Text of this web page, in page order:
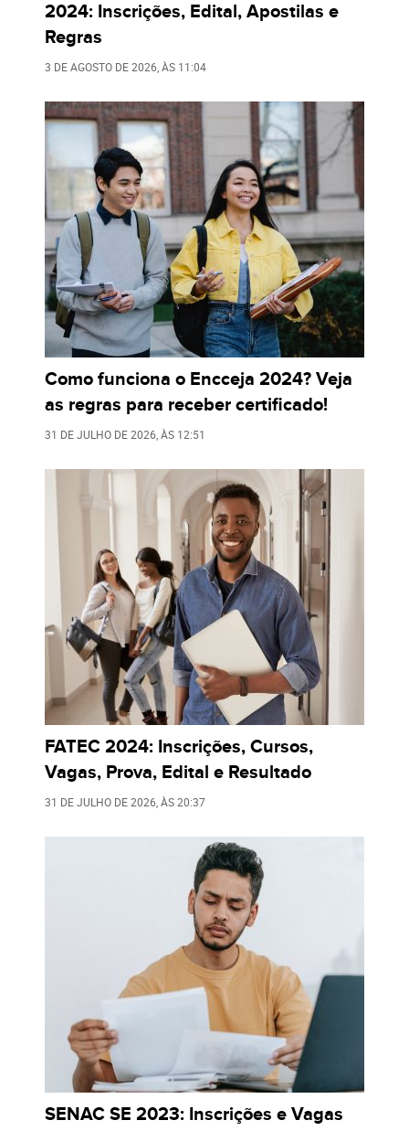
2024: Inscrições, Edital, Apostilas e
Regras
3 DE AGOSTO DE 2026 , ÀS 11:04
Como funciona o Encceja 2024? Veja
as regras para receber certificado!
31 DE JULHO DE 2026 , ÀS 12:51
FATEC 2024: Inscrições, Cursos,
Vagas, Prova, Edital e Resultado
31 DE JULHO DE 2026 , ÀS20:37
SENAC SE 2023: Inscrições e Vagas